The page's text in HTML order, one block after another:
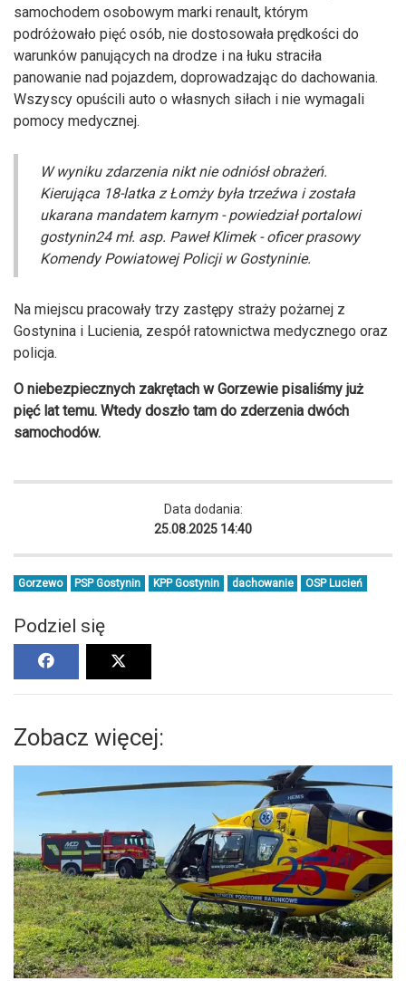
samochodem osobowym marki renault, którym
podróżowało pięć osób, nie dostosowała prędkości do
warunków panujących na drodze i na łuku straciła
panowanie nad pojazdem, doprowadzając do dachowania.
Wszyscy opuścili auto o własnych siłach i nie wymagali
pomocy medycznej.
W wyniku zdarzenia nikt nie odniósł obrażeń.
Kierująca 18-latka z Łomży była trzeźwa i została
ukarana mandatem karnym - powiedział portalowi
gostynin24 mł. asp. Paweł Klimek - oficer prasowy
Komendy Powiatowej Policji w Gostyninie.
Na miejscu pracowały trzy zastępy straży pożarnej z
Gostynina i Lucienia, zespół ratownictwa medycznego oraz
policja.
O niebezpiecznych zakrętach w Gorzewie pisaliśmy już
pięć lat temu. Wtedy doszło tam do zderzenia dwóch
samochodów.
Data dodania:
25.08.2025 14:40
Gorzewo PSP Gostynin KPP Gostynin dachowanie OSP Lucień
Podziel się
Zobacz więcej: